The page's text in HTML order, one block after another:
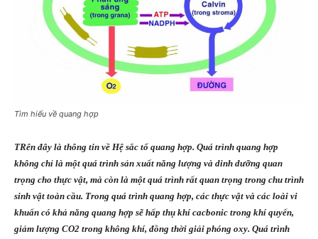
Tìm hiểu về quang hợp
TRên đây là thông tin về Hệ sắc tố quang hợp. Quá trình quang hợp
không chỉ là một quá trình sản xuất năng lượng và dinh dưỡng quan
trọng cho thực vật, mà còn là một quá trình rất quan trọng trong chu trình
sinh vật toàn cầu. Trong quá trình quang hợp, các thực vật và các loài vi
khuẩn có khả năng quang hợp sẽ hấp thụ khí cacbonic trong khí quyển,
giảm lượng CO2 trong không khí, đồng thời giải phóng oxy. Quá trình